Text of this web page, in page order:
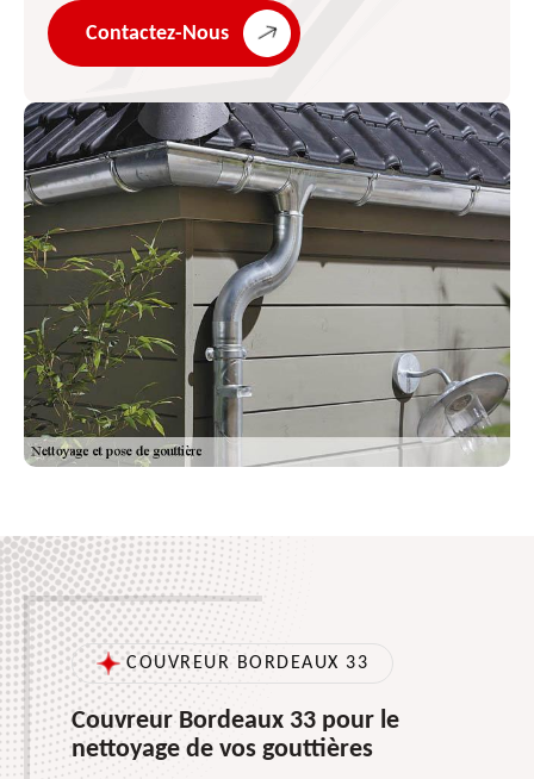
Contactez-Nous
COUVREUR BORDEAUX 33
Couvreur Bordeaux 33 pour le
nettoyage de vos gouttières